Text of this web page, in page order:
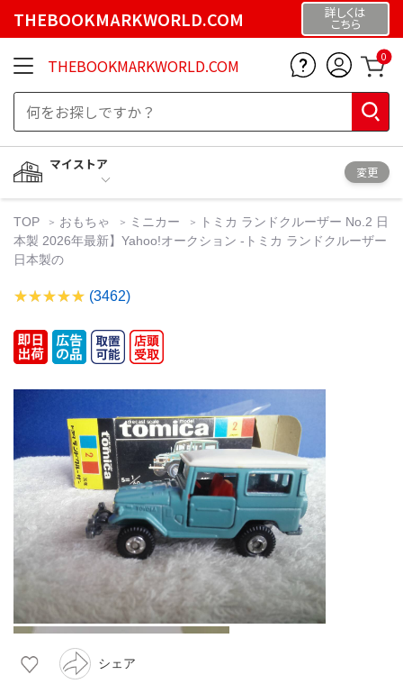
THEBOOKMARKWORLD.COM 詳しくは
こちら
THEBOOKMARKWORLD.COM 0
マイストア
変更
TOP おもちゃ ミニカー
トミカ ランドクルーザー No.2 日
本製 2026年最新】Yahoo!オークション -トミカ ランドクルーザー
日本製の
(3462)
シェア